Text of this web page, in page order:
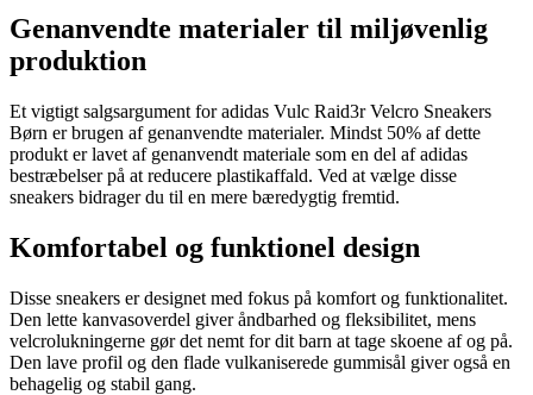
Genanvendte materialer til miljøvenlig
produktion
Et vigtigt salgsargument for adidas Vulc Raid3r Velcro Sneakers
Børn er brugen af ​​genanvendte materialer. Mindst 50% af dette
produkt er lavet af genanvendt materiale som en del af adidas
bestræbelser på at reducere plastikaffald. Ved at vælge disse
sneakers bidrager du til en mere bæredygtig fremtid.
Komfortabel og funktionel design
Disse sneakers er designet med fokus på komfort og funktionalitet.
Den lette kanvasoverdel giver åndbarhed og fleksibilitet, mens
velcrolukningerne gør det nemt for dit barn at tage skoene af og på.
Den lave profil og den flade vulkaniserede gummisål giver også en
behagelig og stabil gang.